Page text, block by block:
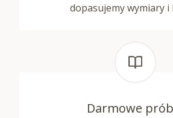
dopasujemy wymiary
Darmowe